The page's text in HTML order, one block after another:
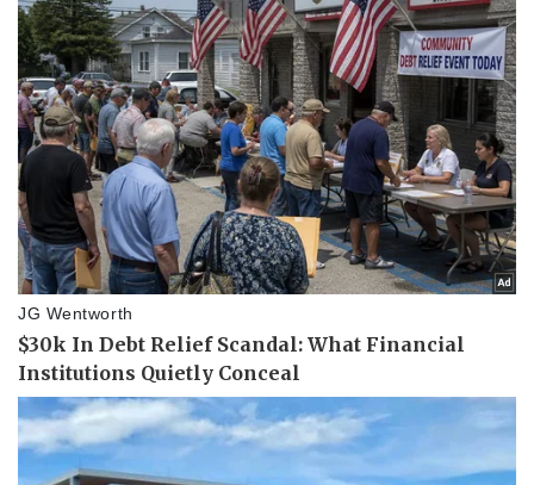
Pháp luật
Vụ án
Tư vấn luật
Quân sự - Quốc phòng
Vũ khí
Phân tích